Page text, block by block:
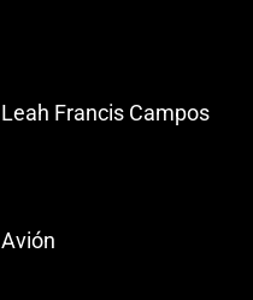
Leah Francis Campos
Avión